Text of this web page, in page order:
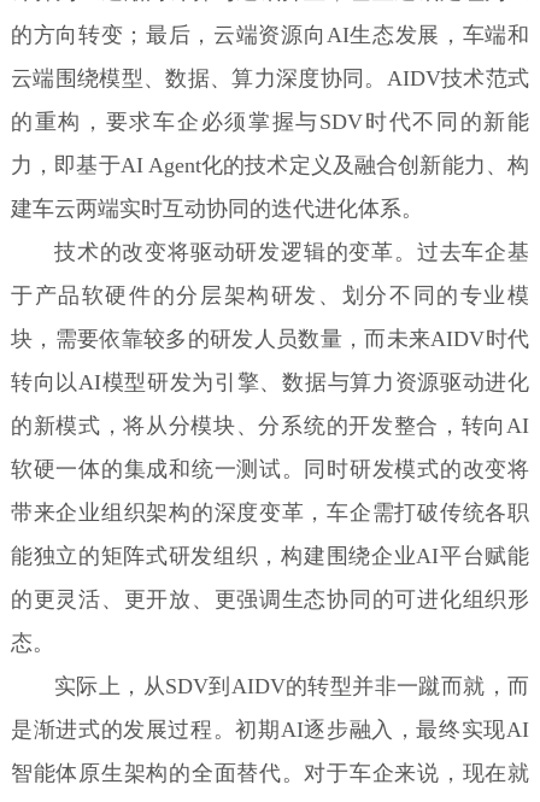
的方向转变；最后，云端资源向AI生态发展，车端和
云端围绕模型、数据、算力深度协同。AIDV技术范式
的重构，要求车企必须掌握与SDV时代不同的新能
力，即基于AI Agent化的技术定义及融合创新能力、构
建车云两端实时互动协同的迭代进化体系。
技术的改变将驱动研发逻辑的变革。过去车企基
于产品软硬件的分层架构研发、划分不同的专业模
块，需要依靠较多的研发人员数量，而未来AIDV时代
转向以AI模型研发为引擎、数据与算力资源驱动进化
的新模式，将从分模块、分系统的开发整合，转向AI
软硬一体的集成和统一测试。同时研发模式的改变将
带来企业组织架构的深度变革，车企需打破传统各职
能独立的矩阵式研发组织，构建围绕企业AI平台赋能
的更灵活、更开放、更强调生态协同的可进化组织形
态。
实际上，从SDV到AIDV的转型并非一蹴而就，而
是渐进式的发展过程。初期AI逐步融入，最终实现AI
智能体原生架构的全面替代。对于车企来说，现在就